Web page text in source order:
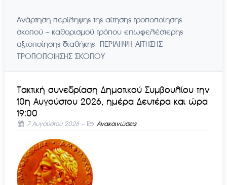
Ανάρτηση περίληψης της αίτησης τροποποίησης
σκοπού – καθορισμού τρόπου επωφελέστερης
αξιοποίησης διαθήκης ΠΕΡΙΛΗΨΗ ΑΙΤΗΣΗΣ
ΤΡΟΠΟΠΟΙΗΣΗΣ ΣΚΟΠΟΥ
Τακτική συνεδρίαση Δημοτικού Συμβουλίου την
10η Αυγούστου 2026, ημέρα Δευτέρα και ώρα
19:00
7 Αυγούστου 2026- Ανακοινώσεις